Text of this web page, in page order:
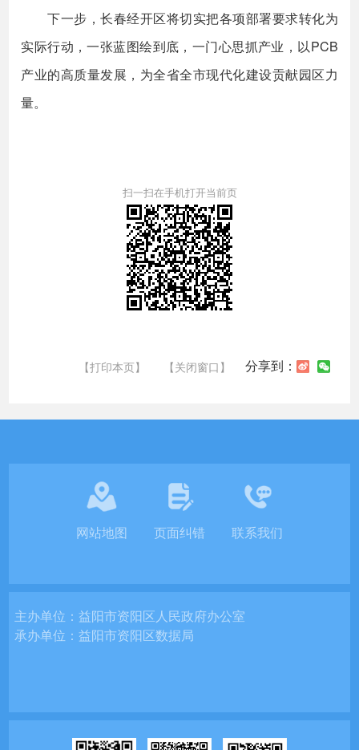
下一步，长春经开区将切实把各项部署要求转化为
实际行动，一张蓝图绘到底，一门心思抓产业，以PCB
产业的高质量发展，为全省全市现代化建设贡献园区力
量。
扫一扫在手机打开当前页
【打印本页】 【关闭窗口】 分享到：
网站地图 页面纠错 联系我们
主办单位：益阳市资阳区人民政府办公室
承办单位：益阳市资阳区数据局